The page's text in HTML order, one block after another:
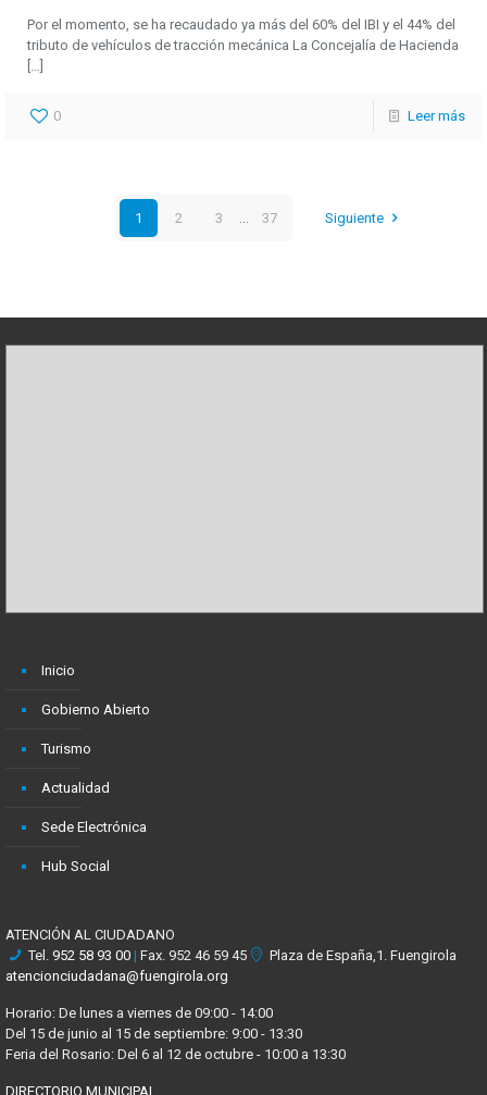
Por el momento, se ha recaudado ya más del 60% del IBI y el 44% del
tributo de vehículos de tracción mecánica La Concejalía de Hacienda
[…]
0 Leer más
1 2 3 37 Siguiente
Inicio
Gobierno Abierto
Turismo
Actualidad
Sede Electrónica
Hub Social
ATENCIÓN AL CIUDADANO
Tel. 952 58 93 00 | Fax. 952 46 59 45
Plaza de España,1. Fuengirola
atencionciudadana@fuengirola.org
Horario: De lunes a viernes de 09:00 - 14:00
Del 15 de junio al 15 de septiembre: 9:00 - 13:30
Feria del Rosario: Del 6 al 12 de octubre - 10:00 a 13:30
DIRECTORIO MUNICIPAL